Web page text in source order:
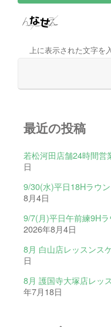
上に表示された文字を
最近の投稿
若松河田店舗24時間営
日
9/30(水)平日18Hラウ
8月4日
9/7(月)平日午前練9H
2026年8月4日
8月 白山店レッスンス
日
8月 護国寺大塚店レッ
年7月18日